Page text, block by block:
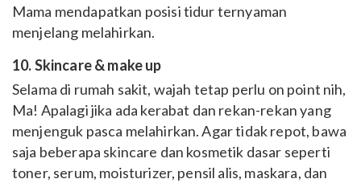
Mama mendapatkan posisi tidur ternyaman
menjelang melahirkan.
10. Skincare & make up
Selama di rumah sakit, wajah tetap perlu on point nih,
Ma! Apalagi jika ada kerabat dan rekan-rekan yang
menjenguk pasca melahirkan. Agar tidak repot, bawa
saja beberapa skincare dan kosmetik dasar seperti
toner, serum, moisturizer, pensil alis, maskara, dan